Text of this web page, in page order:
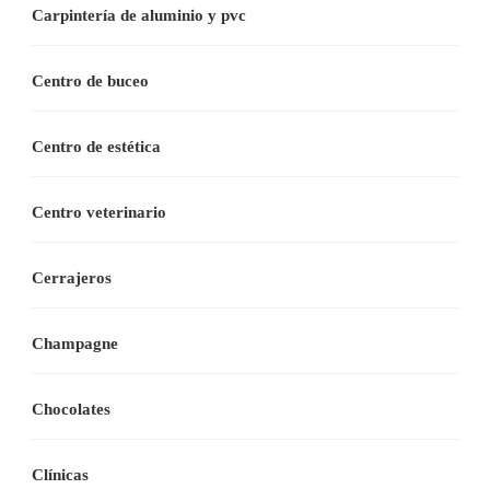
Carpintería de aluminio y pvc
Centro de buceo
Centro de estética
Centro veterinario
Cerrajeros
Champagne
Chocolates
Clínicas